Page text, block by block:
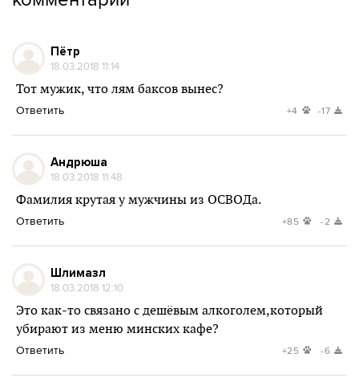
Пётр
18.03.2018 11:14
Тот мужик, что лям баксов вынес?
Ответить +4 -17
Андрюша
18.03.2018 11:48
Фамилия крутая у мужчины из ОСВОДа.
Ответить +85 -2
Шлимазл
18.03.2018 12:10
Это как-то связано с дешёвым алкоголем,который
убирают из меню минских кафе?
Ответить +25 -6